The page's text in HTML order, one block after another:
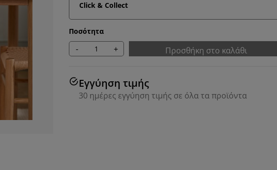
Click & Collect
Ποσότητα
- + Προσθήκη στο καλάθι
Εγγύηση τιμής
30 ημέρες εγγύηση τιμής σε όλα τα προϊόντα
18.181818181818183%